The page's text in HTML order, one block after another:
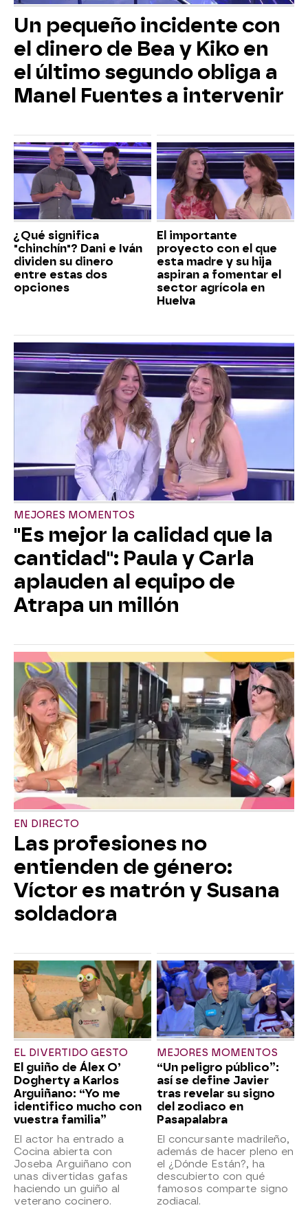
Un pequeño incidente con
el dinero de Bea y Kiko en
el último segundo obliga a
Manel Fuentes a intervenir
¿Qué significa
"chinchín"? Dani e Iván
dividen su dinero
entre estas dos
opciones
El importante
proyecto con el que
esta madre y su hija
aspiran a fomentar el
sector agrícola en
Huelva
MEJORES MOMENTOS
"Es mejor la calidad que la
cantidad": Paula y Carla
aplauden al equipo de
Atrapa un millón
EN DIRECTO
Las profesiones no
entienden de género:
Víctor es matrón y Susana
soldadora
EL DIVERTIDO GESTO
El guiño de Álex O’
Dogherty a Karlos
Arguiñano: “Yo me
identifico mucho con
vuestra familia”
El actor ha entrado a
Cocina abierta con
Joseba Arguiñano con
unas divertidas gafas
haciendo un guiño al
veterano cocinero.
MEJORES MOMENTOS
“Un peligro público”:
así se define Javier
tras revelar su signo
del zodiaco en
Pasapalabra
El concursante madrileño,
además de hacer pleno en
el ¿Dónde Están?, ha
descubierto con qué
famosos comparte signo
zodiacal.